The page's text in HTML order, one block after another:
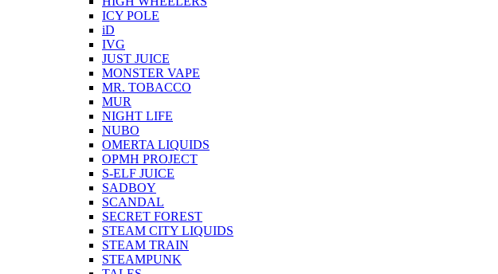
ICY POLE
iD
IVG
JUST JUICE
MONSTER VAPE
MR. TOBACCO
MUR
NIGHT LIFE
NUBO
OMERTA LIQUIDS
OPMH PROJECT
S-ELF JUICE
SADBOY
SCANDAL
SECRET FOREST
STEAM CITY LIQUIDS
STEAM TRAIN
STEAMPUNK